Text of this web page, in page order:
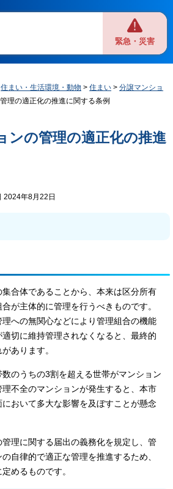
緊急・災害
住まい・生活環境・動物 >住まい >分譲マンショ
理の適正化の推進に関する条例
ンの管理の適正化の推進
2024年8月22日
合体であることから、本来は区分所有
が主体的に管理を行うべきものです。
理への無関心などにより管理組合の機能
切に維持管理されなくなると、最終的
あります。
のうちの3割を超える世帯がマンション
不全のマンションが発生すると、本市
おいて多大な影響を及ぼすことが懸念
理に関する届出の義務化を規定し、管
自律的で適正な管理を推進するため、
めるものです。